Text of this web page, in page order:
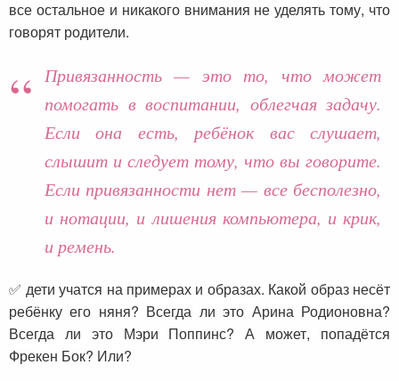
все остальное и никакого внимания не уделять тому, что
говорят родители.
Привязанность — это то, что может
помогать в воспитании, облегчая задачу.
Если она есть, ребёнок вас слушает,
слышит и следует тому, что вы говорите.
Если привязанности нет — все бесполезно,
и нотации, и лишения компьютера, и крик,
и ремень.
✅ дети учатся на примерах и образах. Какой образ несёт
ребёнку его няня? Всегда ли это Арина Родионовна?
Всегда ли это Мэри Поппинс? А может, попадётся
Фрекен Бок? Или?